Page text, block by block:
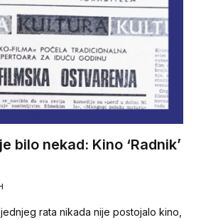
bilo nekad: Kino ‘Radnik’
rata nikada nije postojalo kino,